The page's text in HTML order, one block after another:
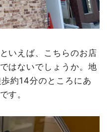
いえば、こちらのお店
はないでしょうか。地
約14分のところにあ
す。